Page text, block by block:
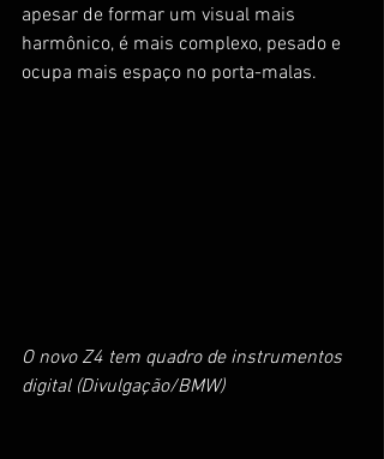
apesar de formar um visual mais
harmônico, é mais complexo, pesado e
ocupa mais espaço no porta-malas.
O novo Z4 tem quadro de instrumentos
digital (Divulgação/BMW)